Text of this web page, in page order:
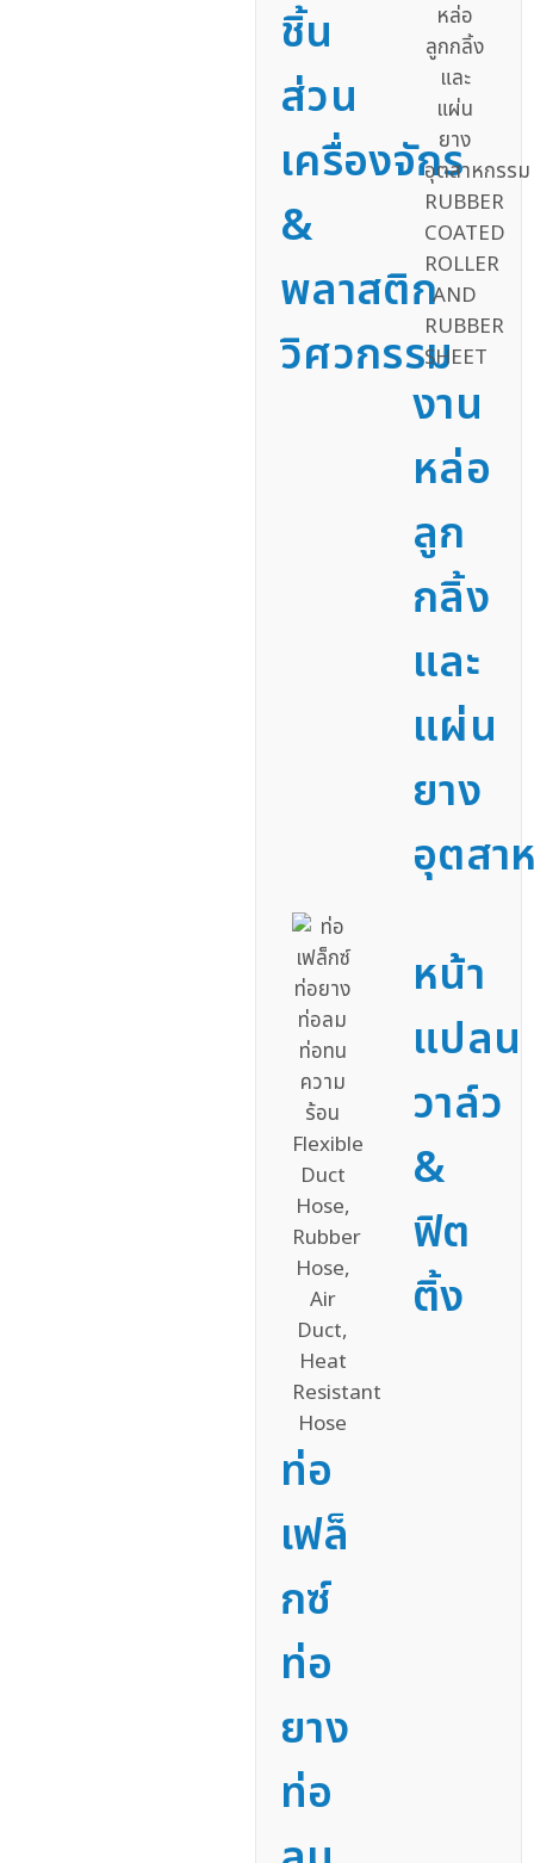
ชิ้น
ส่วน
เครื่องจักร
&
พลาสติก
วิศวกรรม
งาน
หล่อ
ลูก
กลิ้ง
และ
แผ่น
ยาง
อุตสา
ท่อ
เฟล็
กซ์
ท่อ
ยาง
ท่อ
หน้า
แปลน
วาล์ว
&
ฟิต
ติ้ง